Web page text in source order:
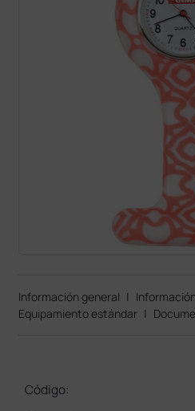
Información general |
Equipamiento estándar |
Código: